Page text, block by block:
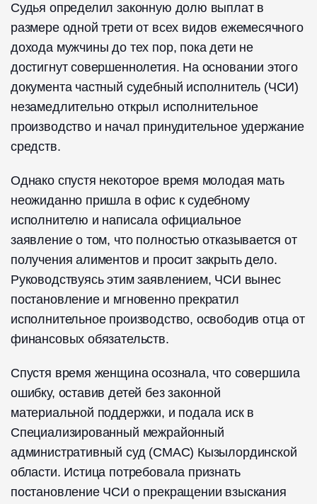
Судья определил законную долю выплат в
размере одной трети от всех видов ежемесячного
дохода мужчины до тех пор, пока дети не
достигнут совершеннолетия. На основании этого
документа частный судебный исполнитель (ЧСИ)
незамедлительно открыл исполнительное
производство и начал принудительное удержание
средств.
Однако спустя некоторое время молодая мать
неожиданно пришла в офис к судебному
исполнителю и написала официальное
заявление о том, что полностью отказывается от
получения алиментов и просит закрыть дело.
Руководствуясь этим заявлением, ЧСИ вынес
постановление и мгновенно прекратил
исполнительное производство, освободив отца от
финансовых обязательств.
Спустя время женщина осознала, что совершила
ошибку, оставив детей без законной
материальной поддержки, и подала иск в
Специализированный межрайонный
административный суд (СМАС) Кызылординской
области. Истица потребовала признать
постановление ЧСИ о прекращении взыскания